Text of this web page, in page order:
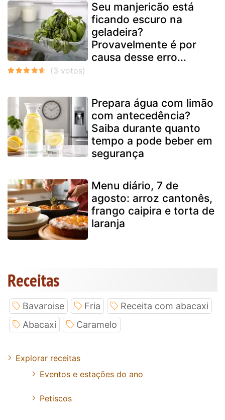
Seu manjericão está
ficando escuro na
geladeira?
Provavelmente é por
causa desse erro...
Prepara água com limão
com antecedência?
Saiba durante quanto
tempo a pode beber em
segurança
Menu diário, 7 de
agosto: arroz cantonês,
frango caipira e torta de
laranja
Receitas
Bavaroise Fria
Receita com abacaxi
Abacaxi
Caramelo
Explorar receitas
Eventos e estações do ano
Petiscos